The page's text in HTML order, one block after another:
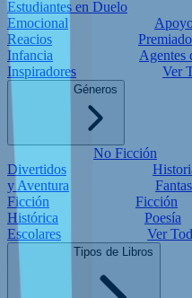
Estudiantes en Duelo
Emocional
Reacios
Infancia
Agentes
Inspiradores
Ver
Géneros
No Ficción
Divertidos
y Aventura
Ficción
Ficción
Histórica
Poesía
Escolares
Ver
Tipos de Libros